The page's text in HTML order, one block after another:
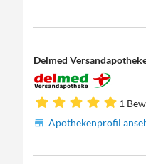
Delmed
1
Apothekenprofil